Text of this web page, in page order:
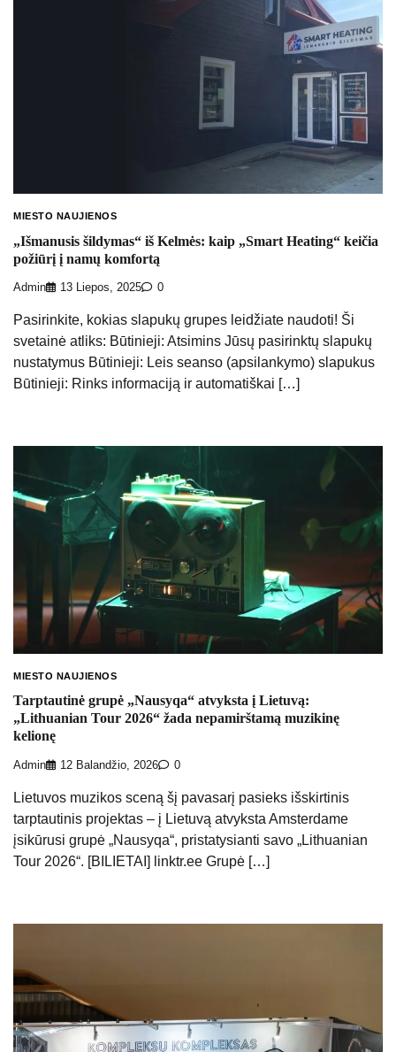
MIESTO NAUJIENOS
„Išmanusis šildymas“ iš Kelmės: kaip „Smart Heating“ keičia
požiūrį į namų komfortą
Admin 13 Liepos, 2025 0
Pasirinkite, kokias slapukų grupes leidžiate naudoti! Ši
svetainė atliks: Būtinieji: Atsimins Jūsų pasirinktų slapukų
nustatymus Būtinieji: Leis seanso (apsilankymo) slapukus
Būtinieji: Rinks informaciją ir automatiškai […]
MIESTO NAUJIENOS
Tarptautinė grupė „Nausyqa“ atvyksta į Lietuvą:
„Lithuanian Tour 2026“ žada nepamirštamą muzikinę
kelionę
Admin 12 Balandžio, 2026 0
Lietuvos muzikos sceną šį pavasarį pasieks išskirtinis
tarptautinis projektas – į Lietuvą atvyksta Amsterdame
įsikūrusi grupė „Nausyqa“, pristatysianti savo „Lithuanian
Tour 2026“. [BILIETAI] linktr.ee Grupė […]